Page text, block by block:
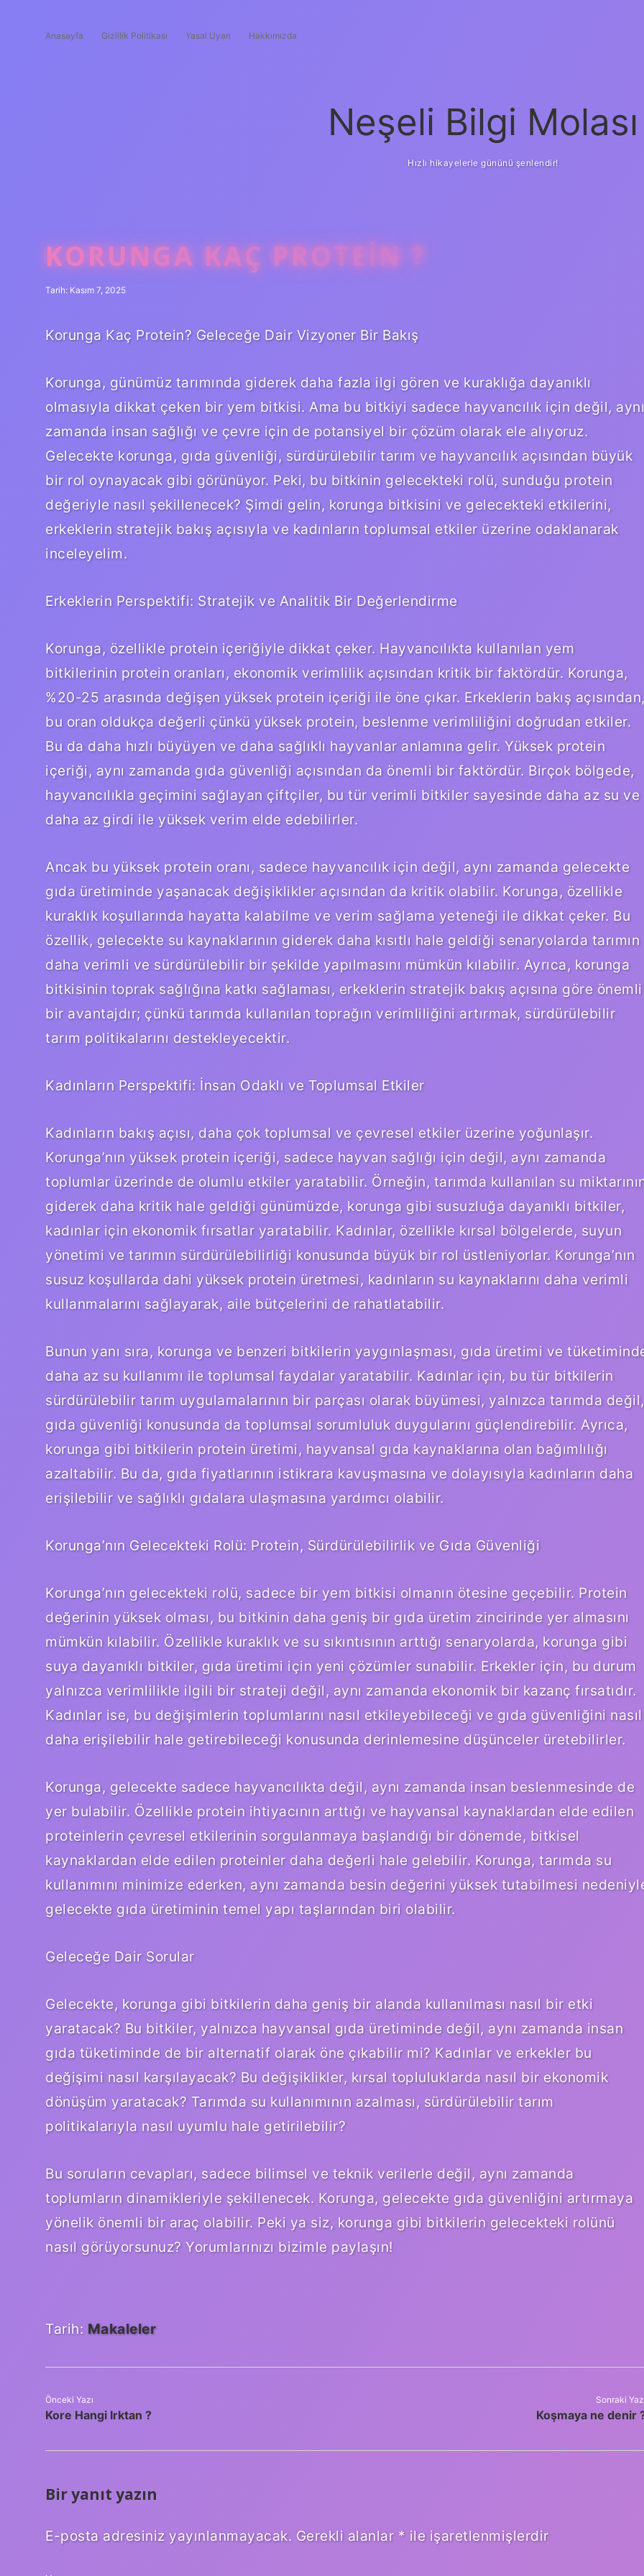
Anasayfa Gizlilik Politikası Yasal Uyarı Hakkımızda
Neşeli Bilgi Molası
Hızlı hikayelerle gününü şenlendir!
KORUNGA KAÇ PROTEIN ?
Tarih: Kasım 7, 2025
Korunga Kaç Protein? Geleceğe Dair Vizyoner Bir Bakış
Korunga, günümüz tarımında giderek daha fazla ilgi gören ve kuraklığa dayanıklı
olmasıyla dikkat çeken bir yem bitkisi. Ama bu bitkiyi sadece hayvancılık için değil, aynı
zamanda insan sağlığı ve çevre için de potansiyel bir çözüm olarak ele alıyoruz.
Gelecekte korunga, gıda güvenliği, sürdürülebilir tarım ve hayvancılık açısından büyük
bir rol oynayacak gibi görünüyor. Peki, bu bitkinin gelecekteki rolü, sunduğu protein
değeriyle nasıl şekillenecek? Şimdi gelin, korunga bitkisini ve gelecekteki etkilerini,
erkeklerin stratejik bakış açısıyla ve kadınların toplumsal etkiler üzerine odaklanarak
inceleyelim.
Erkeklerin Perspektifi: Stratejik ve Analitik Bir Değerlendirme
Korunga, özellikle protein içeriğiyle dikkat çeker. Hayvancılıkta kullanılan yem
bitkilerinin protein oranları, ekonomik verimlilik açısından kritik bir faktördür. Korunga,
%20-25 arasında değişen yüksek protein içeriği ile öne çıkar. Erkeklerin bakış
bu oran oldukça değerli çünkü yüksek protein, beslenme verimliliğini doğrudan etkiler.
Bu da daha hızlı büyüyen ve daha sağlıklı hayvanlar anlamına gelir. Yüksek protein
içeriği, aynı zamanda gıda güvenliği açısından da önemli bir faktördür. Birçok bölgede,
hayvancılıkla geçimini sağlayan çiftçiler, bu tür verimli bitkiler sayesinde daha az su ve
daha az girdi ile yüksek verim elde edebilirler.
Ancak bu yüksek protein oranı, sadece hayvancılık için değil, aynı zamanda gelecekte
gıda üretiminde yaşanacak değişiklikler açısından da kritik olabilir. Korunga, özellikle
kuraklık koşullarında hayatta kalabilme ve verim sağlama yeteneği ile dikkat çeker. Bu
özellik, gelecekte su kaynaklarının giderek daha kısıtlı hale geldiği senaryolarda tarımın
daha verimli ve sürdürülebilir bir şekilde yapılmasını mümkün kılabilir. Ayrıca, korunga
bitkisinin toprak sağlığına katkı sağlaması, erkeklerin stratejik bakış açısına göre önemli
bir avantajdır; çünkü tarımda kullanılan toprağın verimliliğini artırmak, sürdürülebilir
tarım politikalarını destekleyecektir.
Kadınların Perspektifi: İnsan Odaklı ve Toplumsal Etkiler
Kadınların bakış açısı, daha çok toplumsal ve çevresel etkiler üzerine yoğunlaşır.
Korunga’nın yüksek protein içeriği, sadece hayvan sağlığı için değil, aynı zamanda
toplumlar üzerinde de olumlu etkiler yaratabilir. Örneğin, tarımda kullanılan su
giderek daha kritik hale geldiği günümüzde, korunga gibi susuzluğa dayanıklı bitkiler,
kadınlar için ekonomik fırsatlar yaratabilir. Kadınlar, özellikle kırsal bölgelerde, suyun
yönetimi ve tarımın sürdürülebilirliği konusunda büyük bir rol üstleniyorlar. Korunga’nın
susuz koşullarda dahi yüksek protein üretmesi, kadınların su kaynaklarını daha verimli
kullanmalarını sağlayarak, aile bütçelerini de rahatlatabilir.
Bunun yanı sıra, korunga ve benzeri bitkilerin yaygınlaşması, gıda üretimi ve
daha az su kullanımı ile toplumsal faydalar yaratabilir. Kadınlar için, bu tür bitkilerin
sürdürülebilir tarım uygulamalarının bir parçası olarak büyümesi, yalnızca tarımda değil,
gıda güvenliği konusunda da toplumsal sorumluluk duygularını güçlendirebilir. Ayrıca,
korunga gibi bitkilerin protein üretimi, hayvansal gıda kaynaklarına olan bağımlılığı
azaltabilir. Bu da, gıda fiyatlarının istikrara kavuşmasına ve dolayısıyla kadınların daha
erişilebilir ve sağlıklı gıdalara ulaşmasına yardımcı olabilir.
Korunga’nın Gelecekteki Rolü: Protein, Sürdürülebilirlik ve Gıda Güvenliği
Korunga’nın gelecekteki rolü, sadece bir yem bitkisi olmanın ötesine geçebilir. Protein
değerinin yüksek olması, bu bitkinin daha geniş bir gıda üretim zincirinde yer almasını
mümkün kılabilir. Özellikle kuraklık ve su sıkıntısının arttığı senaryolarda, korunga gibi
suya dayanıklı bitkiler, gıda üretimi için yeni çözümler sunabilir. Erkekler için, bu durum
yalnızca verimlilikle ilgili bir strateji değil, aynı zamanda ekonomik bir kazanç fırsatıdır.
Kadınlar ise, bu değişimlerin toplumlarını nasıl etkileyebileceği ve gıda güvenliğini nasıl
daha erişilebilir hale getirebileceği konusunda derinlemesine düşünceler üretebilirler.
Korunga, gelecekte sadece hayvancılıkta değil, aynı zamanda insan beslenmesinde de
yer bulabilir. Özellikle protein ihtiyacının arttığı ve hayvansal kaynaklardan elde edilen
proteinlerin çevresel etkilerinin sorgulanmaya başlandığı bir dönemde, bitkisel
kaynaklardan elde edilen proteinler daha değerli hale gelebilir. Korunga, tarımda su
kullanımını minimize ederken, aynı zamanda besin değerini yüksek tutabilmesi
gelecekte gıda üretiminin temel yapı taşlarından biri olabilir.
Geleceğe Dair Sorular
Gelecekte, korunga gibi bitkilerin daha geniş bir alanda kullanılması nasıl bir etki
yaratacak? Bu bitkiler, yalnızca hayvansal gıda üretiminde değil, aynı zamanda insan
gıda tüketiminde de bir alternatif olarak öne çıkabilir mi? Kadınlar ve erkekler bu
değişimi nasıl karşılayacak? Bu değişiklikler, kırsal topluluklarda nasıl bir ekonomik
dönüşüm yaratacak? Tarımda su kullanımının azalması, sürdürülebilir tarım
politikalarıyla nasıl uyumlu hale getirilebilir?
Bu soruların cevapları, sadece bilimsel ve teknik verilerle değil, aynı zamanda
toplumların dinamikleriyle şekillenecek. Korunga, gelecekte gıda güvenliğini artırmaya
yönelik önemli bir araç olabilir. Peki ya siz, korunga gibi bitkilerin gelecekteki rolünü
nasıl görüyorsunuz? Yorumlarınızı bizimle paylaşın!
Tarih: Makaleler
Önceki Yazı
Kore Hangi Irktan ?
Sonraki
Koşmaya ne denir
Bir yanıt yazın
E-posta adresiniz yayınlanmayacak. Gerekli alanlar * ile işaretlenmişlerdir